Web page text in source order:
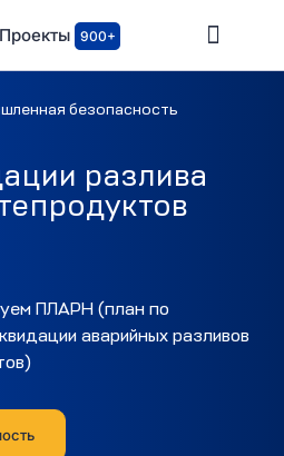
Проекты 900+
безопаcность
разлива
ПЛАРН (план по
аварийных разливов